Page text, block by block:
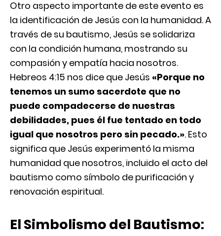
Otro aspecto importante de este evento es
la identificación de Jesús con la humanidad. A
través de su bautismo, Jesús se solidariza
con la condición humana, mostrando su
compasión y empatía hacia nosotros.
Hebreos 4:15 nos dice que Jesús «Porque no
tenemos un sumo sacerdote que no
puede compadecerse de nuestras
debilidades, pues él fue tentado en todo
igual que nosotros pero sin pecado.». Esto
significa que Jesús experimentó la misma
humanidad que nosotros, incluido el acto del
bautismo como símbolo de purificación y
renovación espiritual.
El Simbolismo del Bautismo: